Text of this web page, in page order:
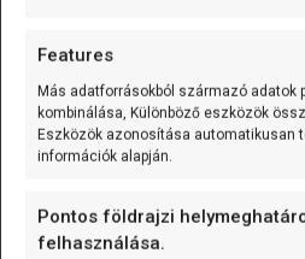
Features
Más adatforrásokból származó adatok
kombinálása, Különböző eszközök
Eszközök azonosítása automatikusan
információk alapján.
Pontos földrajzi
felhasználása.
DS1302 RTC óramodul
és a dátum
Robert 2025.07.24.
Hogyan biztosítható, hogy